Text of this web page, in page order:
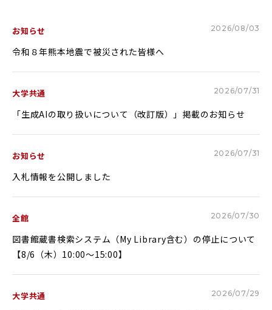
お問い合わせ
学内専用
Glexa Assessmentor
ENGLISH
資料請求
イベント
大学院進学
イベント
お知らせ 2026/08/03
令和８年熊本地震で被災された皆様へ
大学共通 2026/07/31
「生成AIの取り扱いについて（改訂版）」掲載のお知らせ
お知らせ 2026/07/31
入札情報を公開しました
全館 2026/07/30
図書館蔵書検索システム（My Library含む）の停止について
【8/6（木）10:00～15:00】
大学共通 2026/07/29